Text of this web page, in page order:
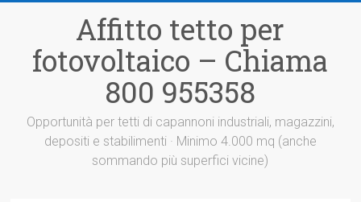
Affitto tetto per
fotovoltaico – Chiama
800 955358
Opportunità per tetti di capannoni industriali, magazzini,
depositi e stabilimenti · Minimo 4.000 mq (anche
sommando più superfici vicine)